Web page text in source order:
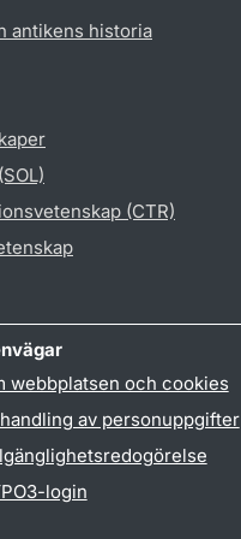
antikens historia
(CTR)
webbplatsen och cookies
av personuppgifter
login